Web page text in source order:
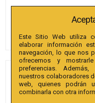
PUNTAS
SEGURIDAD 30
Este Sitio Web utiliza
elaborar información
navegación, lo que nos
ofrecemos y
preferencias.
nuestros colaboradores
web, quienes podrán
combinarla con otra